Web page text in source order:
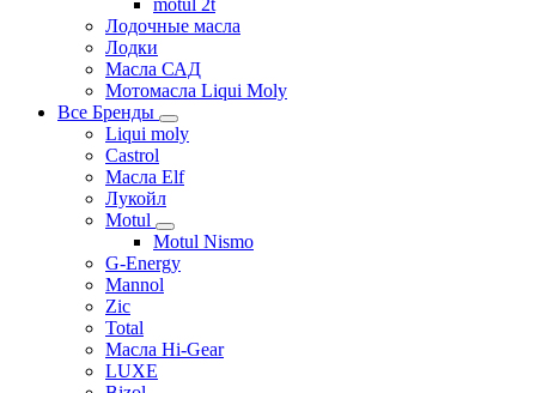
motul 2t
Лодочные масла
Лодки
Масла САД
Мотомасла Liqui Moly
Все Бренды
Liqui moly
Castrol
Масла Elf
Лукойл
Motul
Motul Nismo
G-Energy
Mannol
Zic
Total
Масла Hi-Gear
LUXE